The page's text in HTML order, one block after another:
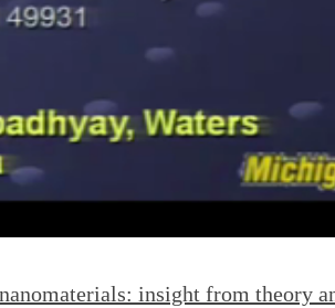
insight from theory